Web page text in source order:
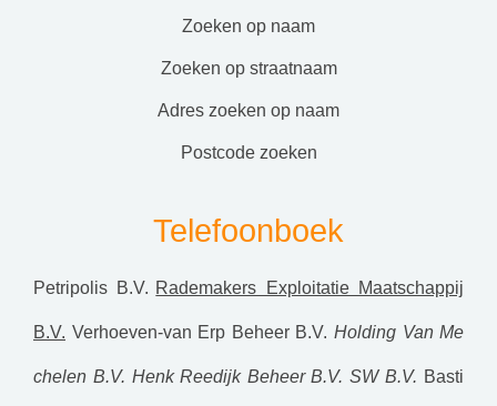
zoeken op naam
zoeken op straatnaam
adres zoeken op naam
postcode zoeken
Telefoonboek
Petripolis B.V. Rademakers Exploitatie Maatschappij
B.V. Verhoeven-van Erp Beheer B.V. Holding Van Me
chelen B.V. Henk Reedijk Beheer B.V. SW B.V. Basti